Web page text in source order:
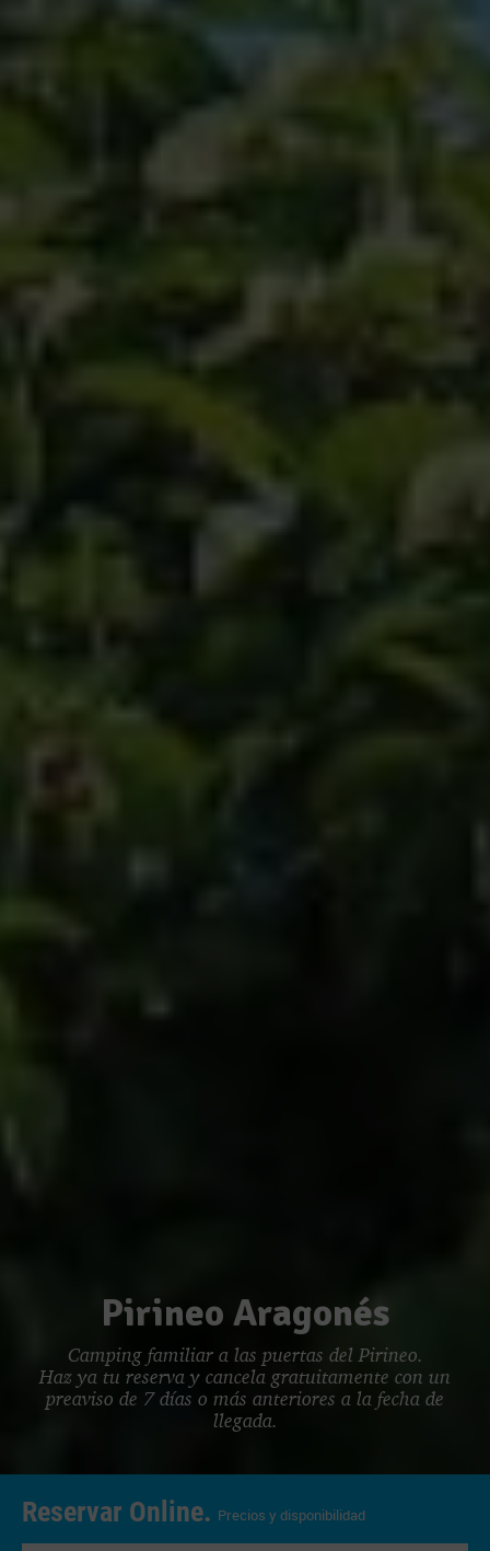
Pirineo Aragonés
Camping familiar a las puertas del Pirineo.
Haz ya tu reserva y cancela gratuitamente con un
preaviso de 7 días o más anteriores a la fecha de
llegada.
Reservar Online. Precios y disponibilidad